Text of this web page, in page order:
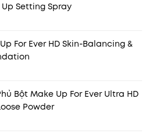
Setting Spray
For Ever HD Skin-Balancing &
Bột Make Up For Ever Ultra HD
Powder